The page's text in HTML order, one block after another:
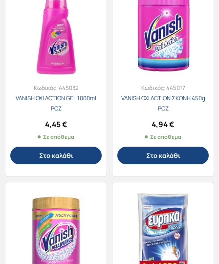
Κωδικός:445032
VANISH OXI ACTION GEL 1000ml
ΡΟΖ
4,45€
Σε απόθεμα
Στο καλάθι
Κωδικός:445017
VANISH OXI ACTION ΣΚΟΝΗ 450g
ΡΟΖ
4,94€
Σε απόθεμα
Στο καλάθι